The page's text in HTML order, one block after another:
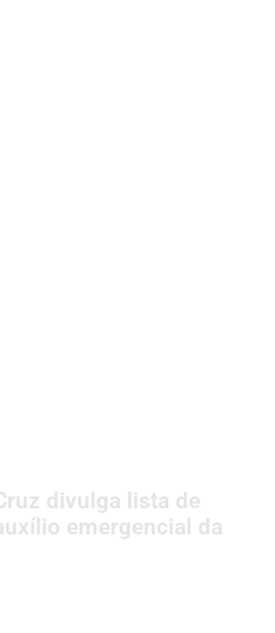
divulga lista de
emergencial da